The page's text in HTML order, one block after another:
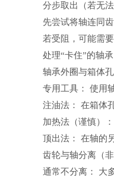
分步取出（若无
先尝试将轴连同
若受阻，可能需
处理“卡住”的轴承
轴承外圈与箱体
专用工具： 使用
注油法： 在箱体
加热法（谨慎）
顶出法： 在轴的
齿轮与轴分离（
通常不分离： 大